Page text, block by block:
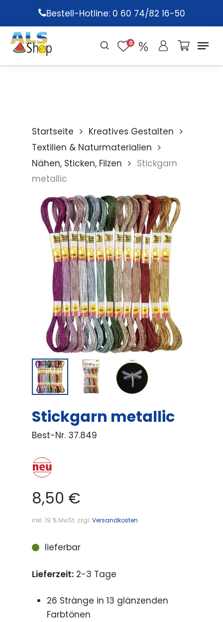
main
content
Bestell-Hotline: 0 60 74/82 16-50
0
Startseite
Kreatives Gestalten
Textilien & Naturmaterialien
Nähen, Sticken, Filzen
Stickgarn
metallic
Stickgarn metallic
Best-Nr. 37.849
8,50 €
inkl. 19 % MwSt. zzgl. Versandkosten
lieferbar
Lieferzeit: 2-3 Tage
26 Stränge in 13 glänzenden
Farbtönen